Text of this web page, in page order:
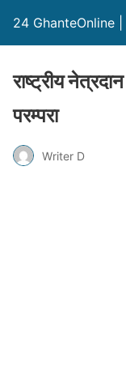
24 GhanteOnline |
राष्ट्रीय
परम्परा
Writer D